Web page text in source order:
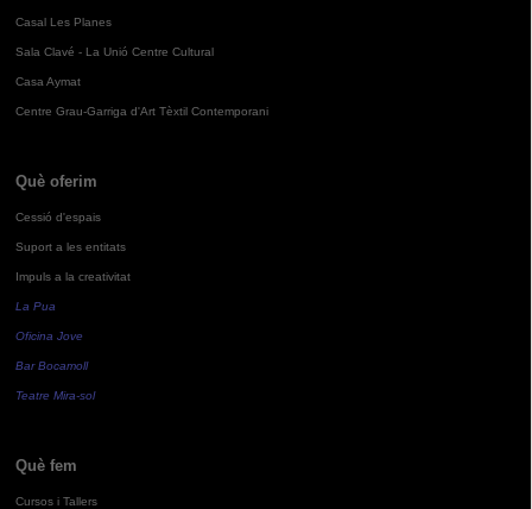
Casal Les Planes
Sala Clavé - La Unió Centre Cultural
Casa Aymat
Centre Grau-Garriga d'Art Tèxtil Contemporani
Què oferim
Cessió d'espais
Suport a les entitats
Impuls a la creativitat
La Pua
Oficina Jove
Bar Bocamoll
Teatre Mira-sol
Què fem
Cursos i Tallers